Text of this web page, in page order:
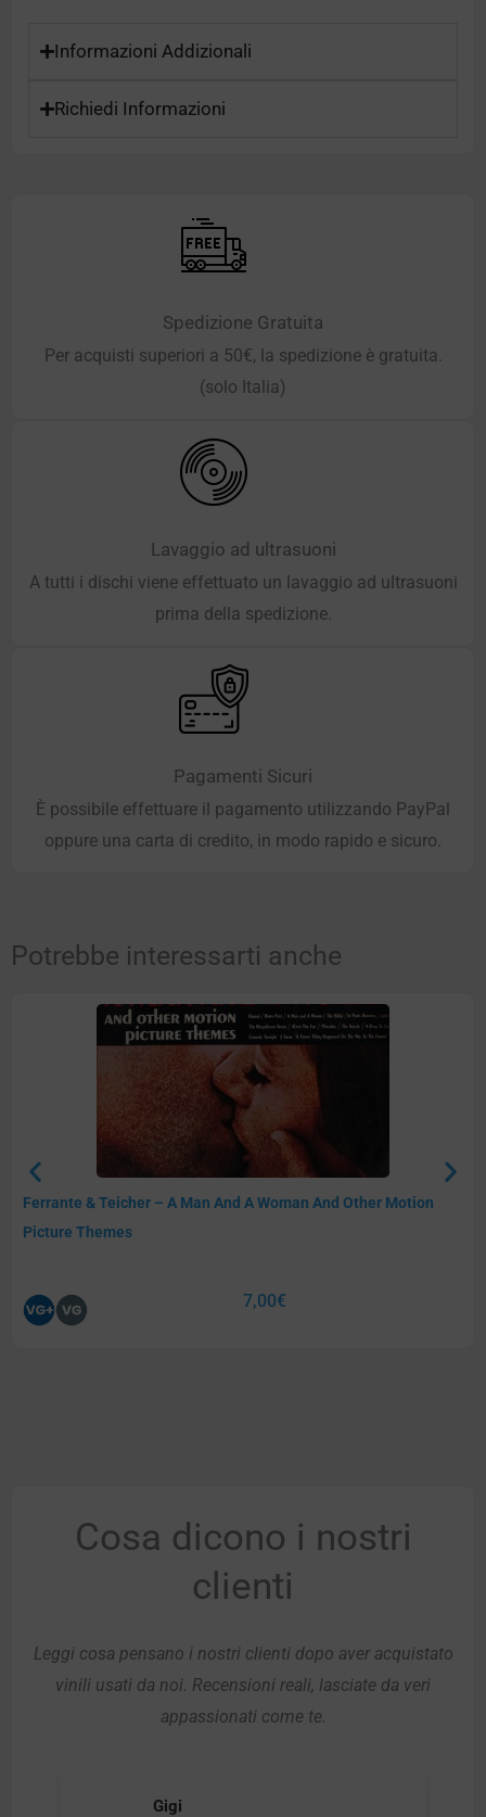
Informazioni Addizionali
Richiedi Informazioni
Spedizione Gratuita
Per acquisti superiori a 50€, la spedizione è gratuita.
(solo Italia)
Lavaggio ad ultrasuoni
A tutti i dischi viene effettuato un lavaggio ad ultrasuoni
prima della spedizione.
Pagamenti Sicuri
È possibile effettuare il pagamento utilizzando PayPal
oppure una carta di credito, in modo rapido e sicuro.
Potrebbe interessarti anche
Ferrante & Teicher – A Man And A Woman And Other Motion
Picture Themes
7,00€
Cosa dicono i nostri
clienti
Leggi cosa pensano i nostri clienti dopo aver acquistato
vinili usati da noi. Recensioni reali, lasciate da veri
appassionati come te.
Gigi